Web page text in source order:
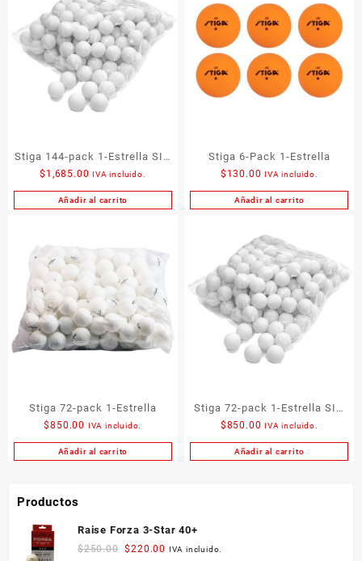
Stiga 144-pack 1-Estrella SIN
logo
$ 1,685.00 IVA incluido.
Añadir al carrito
Stiga 6-Pack 1-Estrella
$ 130.00 IVA incluido.
Añadir al carrito
Stiga 72-pack 1-Estrella
$850.00 IVA incluido.
Añadir al carrito
Stiga 72-pack 1-Estrella SIN
logo
$850.00 IVA incluido.
Añadir al carrito
Productos
Raise Forza 3-Star 40+
$250.00 Original
$220.00 Current
IVA incluido.